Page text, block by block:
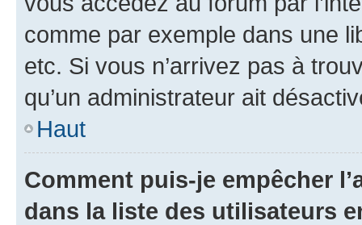
comme par exemple dans une
etc. Si vous n’arrivez pas à
qu’un administrateur ait
Haut
Comment puis-je empêcher
dans la liste des utilisateurs